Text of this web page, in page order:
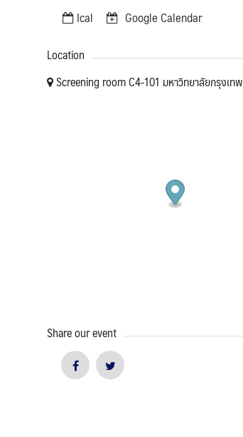
Ical Google Calendar
Location
Screening room C4-101 มหาวิทยาลัยกรุงเทพ
Share our event